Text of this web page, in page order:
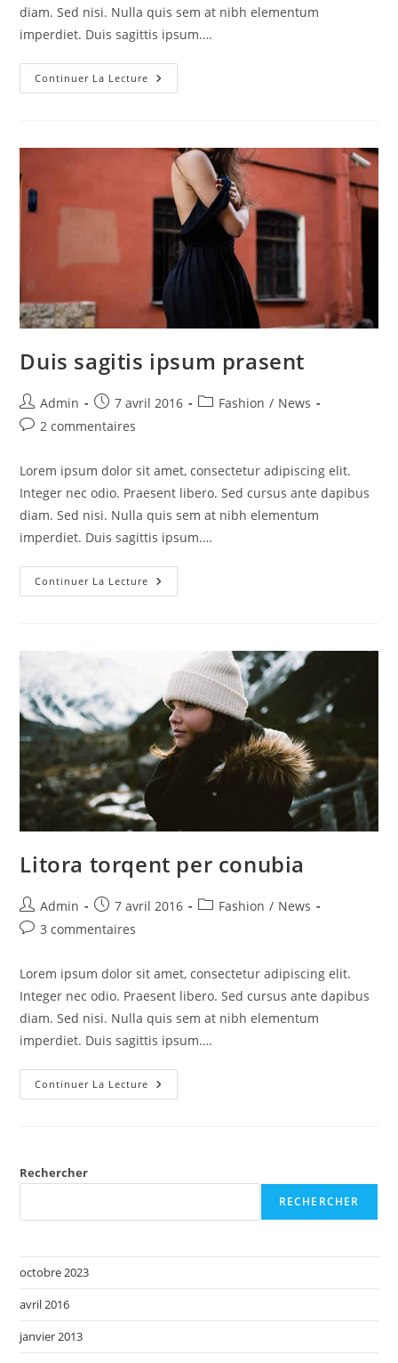
diam. Sed nisi. Nulla quis sem at nibh elementum
imperdiet. Duis sagittis ipsum.…
Continuer La Lecture Sociosqu
Ad
Duis sagitis ipsum prasent
Auteur/autrice
de
Admin
Publication
publiée :
7 avril 2016
PostFashion / News
Commentaires
la
publication :
2 commentaires
Lorem ipsum dolor sit amet, consectetur adipiscing elit.
Integer nec odio. Praesent libero. Sed cursus ante dapibus
diam. Sed nisi. Nulla quis sem at nibh elementum
imperdiet. Duis sagittis ipsum.…
Continuer La Lecture Duis
Sagitis
Litora torqent per conubia
Auteur/autrice
de
Admin
Publication
publiée :
7 avril 2016
PostFashion / News
Commentaires
la
publication :
3 commentaires
Lorem ipsum dolor sit amet, consectetur adipiscing elit.
Integer nec odio. Praesent libero. Sed cursus ante dapibus
diam. Sed nisi. Nulla quis sem at nibh elementum
imperdiet. Duis sagittis ipsum.…
Continuer La Lecture Litora
Torqent
Rechercher
RECHERCHER
octobre 2023
avril 2016
janvier 2013